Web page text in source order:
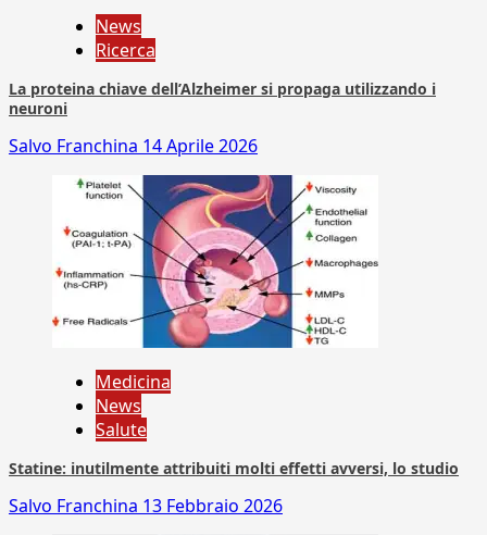
News
Ricerca
La proteina chiave dell’Alzheimer si propaga utilizzando i
neuroni
Salvo Franchina 14 Aprile 2026
Medicina
News
Salute
Statine: inutilmente attribuiti molti effetti avversi, lo studio
Salvo Franchina 13 Febbraio 2026